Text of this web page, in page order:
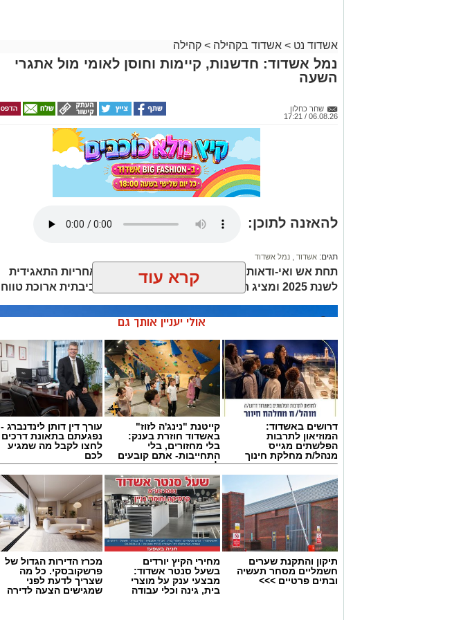
אשדוד נט > אשדוד בקהילה > קהילה
נמל אשדוד: חדשנות, קיימות וחוסן לאומי מול אתגרי
השעה
שחר כחלון
06.08.26 / 17:21
להאזנה לתוכן:
תגים: אשדוד נמל אשדוד
תחת אש ואי-ודאות: נמל אשדוד מפרסם את דוח האחריות התאגידית
לשנת 2025 ומציג חוסן תפעולי, חדשנות ותוכנית סביבתית ארוכת טווח
צילום: מור שקיפי
קרא עוד
אולי יעניין אותך גם
דרושים באשדוד:
המוזיאון לתרבות
הפלשתים מגייס
מנהל/ת מחלקת חינוך
קייטנת "נינג'ה לזוז"
באשדוד חוזרת בענק:
בלי מחזורים, בלי
התחייבות- אתם קובעים
לכמה ואיזה ימים
להירשם!
עורך דין דותן לינדנברג -
נפגעתם בתאונת דרכים
לחצו לקבל מה שמגיע
לכם
תיקון והתקנת שערים
חשמליים מסחר תעשיה
ובתים פרטיים >>>
מחירי הקיץ יורדים
בשעל סנטר אשדוד:
מבצעי ענק על מוצרי
בית, גינה וכלי עבודה
מכרז הדירות הגדול של
פרשקובסקי. כל מה
שצריך לדעת לפני
שמגישים הצעה לדירה